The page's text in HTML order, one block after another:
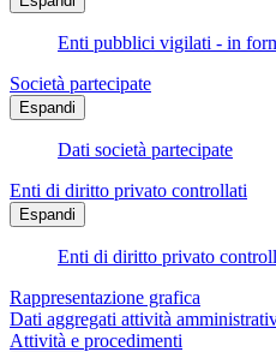
Enti pubblici vigilati - in
Società partecipate
Espandi
Dati società partecipate
Enti di diritto privato controllati
Espandi
Enti di diritto privato
Rappresentazione grafica
Dati aggregati attività
Attività e procedimenti